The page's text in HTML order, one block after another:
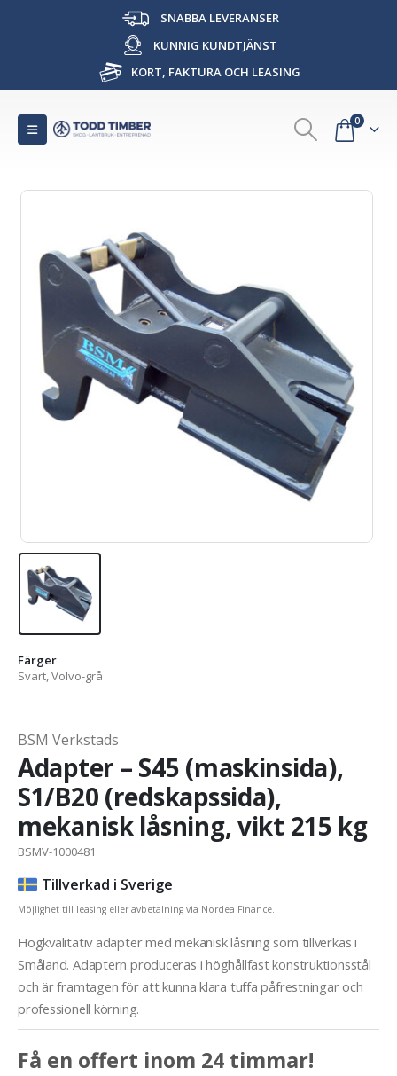
SNABBA LEVERANSER
KUNNIG KUNDTJÄNST
KORT, FAKTURA OCH LEASING
0
Färger
Svart, Volvo-grå
BSM Verkstads
Adapter – S45 (maskinsida),
S1/B20 (redskapssida),
mekanisk låsning, vikt 215 kg
BSMV-1000481
Tillverkad i Sverige
Möjlighet till leasing eller avbetalning via Nordea Finance.
Högkvalitativ adapter med mekanisk låsning som tillverkas i
Småland. Adaptern produceras i höghållfast konstruktionsstål
och är framtagen för att kunna klara tuffa påfrestningar och
professionell körning.
Få en offert inom 24 timmar!